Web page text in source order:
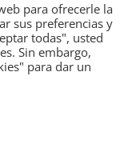
0
para ofrecerle la
sus preferencias y
todas", usted
Sin embargo,
para dar un